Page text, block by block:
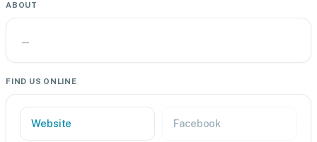
ABOUT
—
FIND US ONLINE
Website Facebook